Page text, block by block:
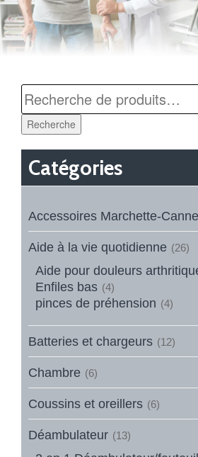
Recherche
Catégories
Accessoires Marchette-Canne
Aide à la vie quotidienne (26)
Aide pour douleurs
Enfiles bas (4)
pinces de préhension (4)
Batteries et chargeurs (12)
Chambre (6)
Coussins et oreillers (6)
Déambulateur (13)